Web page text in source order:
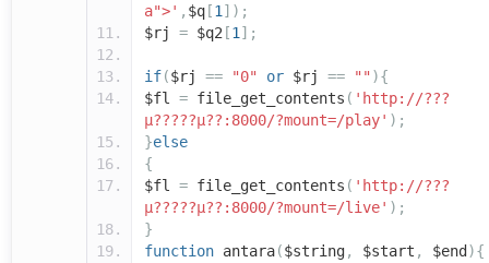
a">' , $q [1 ]);
$rj = $q2 [1 ];
if($rj == "0" or $rj == "" ){
$fl = file_get_contents ( 'http://???
µ?????µ??:8000/?mount=/play' );
}else
{
$fl = file_get_contents ( 'http://???
µ?????µ??:8000/?mount=/live' );
}
function antara($string, $start , $end ){